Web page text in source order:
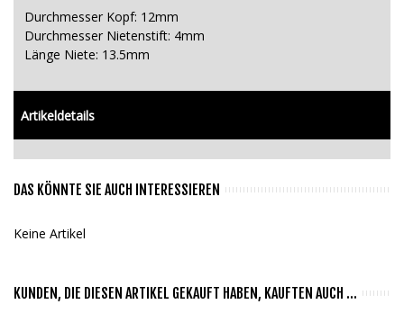
Durchmesser Kopf: 12mm
Durchmesser Nietenstift: 4mm
Länge Niete: 13.5mm
Artikeldetails
DAS KÖNNTE SIE AUCH INTERESSIEREN
Keine Artikel
KUNDEN, DIE DIESEN ARTIKEL GEKAUFT HABEN, KAUFTEN AUCH ...